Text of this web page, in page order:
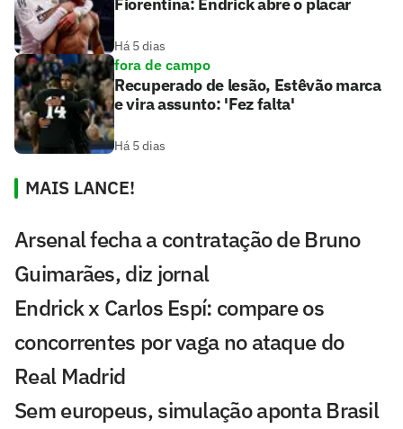
Há 5 dias
fora de campo
Recuperado de lesão, Estêvão marca
e vira assunto: 'Fez falta'
Há 5 dias
MAIS LANCE!
Arsenal fecha a contratação de Bruno
Guimarães, diz jornal
Endrick x Carlos Espí: compare os
concorrentes por vaga no ataque do
Real Madrid
Sem europeus, simulação aponta Brasil